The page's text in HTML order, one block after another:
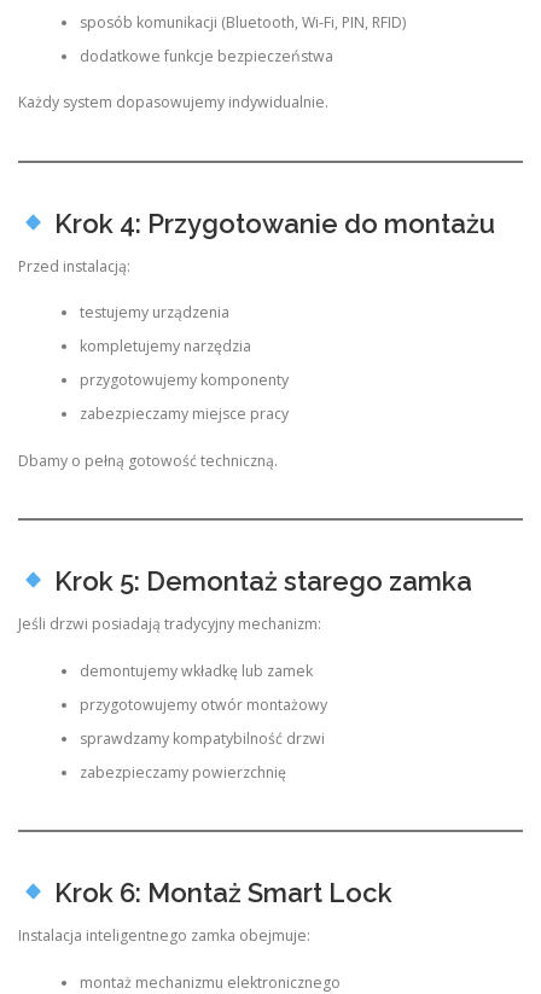
sposób komunikacji (Bluetooth, Wi-Fi, PIN, RFID)
dodatkowe funkcje bezpieczeństwa
Każdy system dopasowujemy indywidualnie.
Krok 4: Przygotowanie do montażu
Przed instalacją:
testujemy urządzenia
kompletujemy narzędzia
przygotowujemy komponenty
zabezpieczamy miejsce pracy
Dbamy o pełną gotowość techniczną.
Krok 5: Demontaż starego zamka
Jeśli drzwi posiadają tradycyjny mechanizm:
demontujemy wkładkę lub zamek
przygotowujemy otwór montażowy
sprawdzamy kompatybilność drzwi
zabezpieczamy powierzchnię
Krok 6: Montaż Smart Lock
Instalacja inteligentnego zamka obejmuje:
montaż mechanizmu elektronicznego